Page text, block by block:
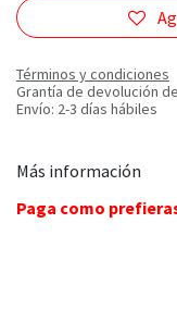
Términos y condiciones
Grantía de devolución
Envío: 2-3 días hábiles
Más información
Paga como